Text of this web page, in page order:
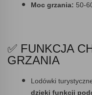
Moc grzania: 50-
✅ FUNKCJA
GRZANIA
Lodówki
dzięki funkcji